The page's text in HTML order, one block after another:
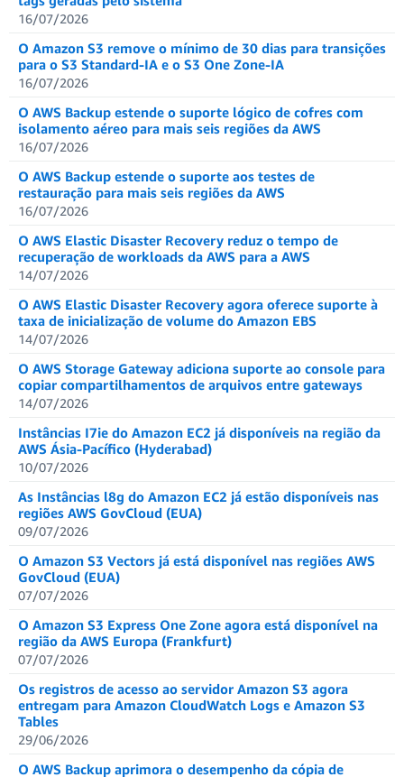
16/07/2026
O Amazon S3 remove o mínimo de 30 dias para transições
para o S3 Standard-IA e o S3 One Zone-IA
16/07/2026
O AWS Backup estende o suporte lógico de cofres com
isolamento aéreo para mais seis regiões da AWS
16/07/2026
O AWS Backup estende o suporte aos testes de
restauração para mais seis regiões da AWS
16/07/2026
O AWS Elastic Disaster Recovery reduz o tempo de
recuperação de workloads da AWS para a AWS
14/07/2026
O AWS Elastic Disaster Recovery agora oferece suporte à
taxa de inicialização de volume do Amazon EBS
14/07/2026
O AWS Storage Gateway adiciona suporte ao console para
copiar compartilhamentos de arquivos entre gateways
14/07/2026
Instâncias I7ie do Amazon EC2 já disponíveis na região da
AWS Ásia-Pacífico (Hyderabad)
10/07/2026
As Instâncias l8g do Amazon EC2 já estão disponíveis nas
regiões AWS GovCloud (EUA)
09/07/2026
O Amazon S3 Vectors já está disponível nas regiões AWS
GovCloud (EUA)
07/07/2026
O Amazon S3 Express One Zone agora está disponível na
região da AWS Europa (Frankfurt)
07/07/2026
Os registros de acesso ao servidor Amazon S3 agora
entregam para Amazon CloudWatch Logs e Amazon S3
Tables
29/06/2026
O AWS Backup aprimora o desempenho da cópia de